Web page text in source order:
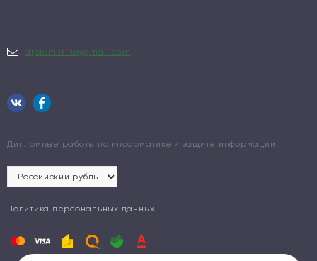
diplom.it.ru@gmail.com
Дипломные работы по информатике и защите информации
Политика персональных данных